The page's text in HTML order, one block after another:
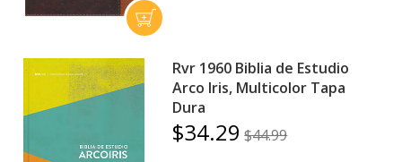
Rvr 1960 Biblia de Estudio
Arco Iris, Multicolor Tapa
Dura
$34.29 $44.99